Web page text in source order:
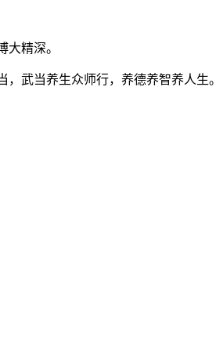
精深。
武当养生众师行，养德养智养人生。